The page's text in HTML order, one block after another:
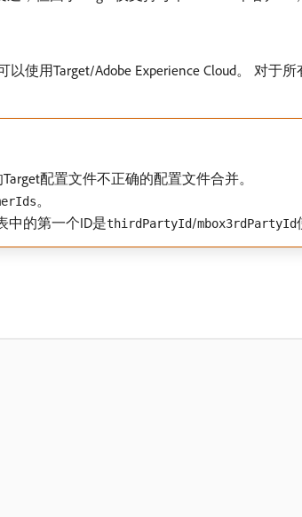
使用Target/Adobe Experience Cloud。 对于
配置文件不正确的配置文件合并。
。
中的第一个ID是thirdPartyId/mbox3rdPartyId